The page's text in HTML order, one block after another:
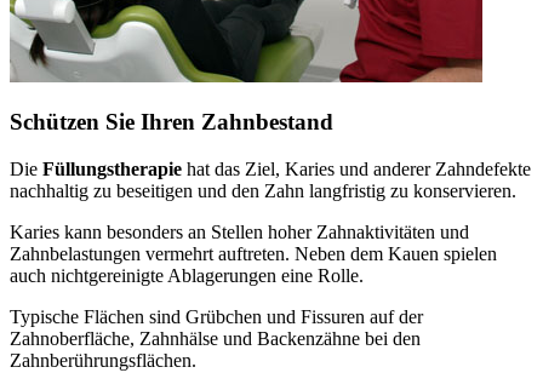
Schützen Sie Ihren Zahnbestand
Die Füllungstherapie hat das Ziel, Karies und anderer Zahndefekte
nachhaltig zu beseitigen und den Zahn langfristig zu konservieren.
Karies kann besonders an Stellen hoher Zahnaktivitäten und
Zahnbelastungen vermehrt auftreten. Neben dem Kauen spielen
auch nichtgereinigte Ablagerungen eine Rolle.
Typische Flächen sind Grübchen und Fissuren auf der
Zahnoberfläche, Zahnhälse und Backenzähne bei den
Zahnberührungsflächen.